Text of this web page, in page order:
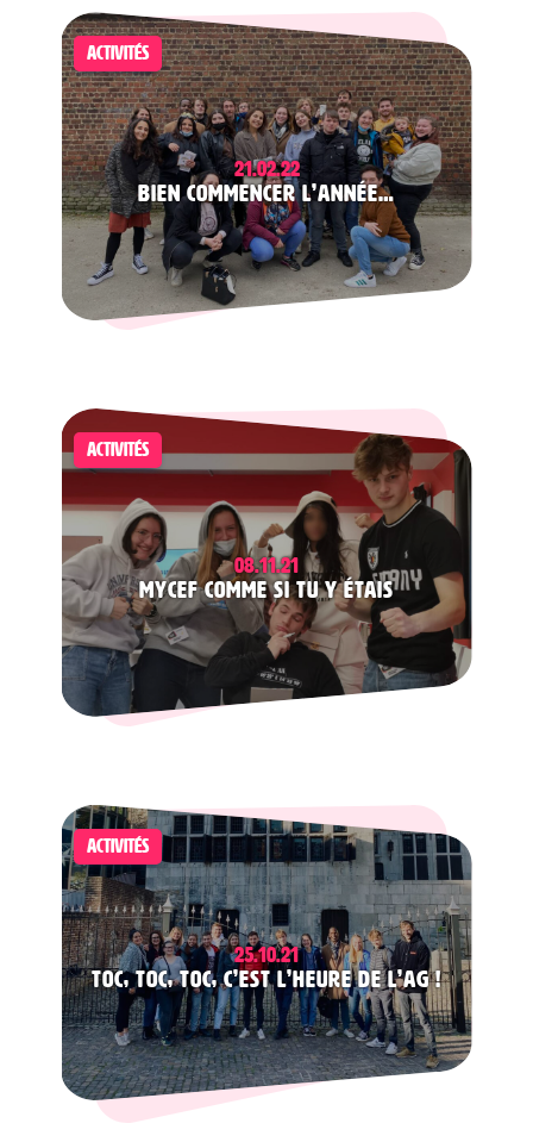
ACTIVITÉS
21.02.22
Bien commencer l’année…
ACTIVITÉS
08.11.21
MyCEF comme si tu y étais
ACTIVITÉS
25.10.21
Toc, toc, toc, c’est l’heure de l’AG !